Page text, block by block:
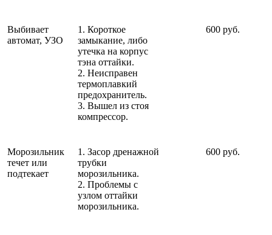
Выбивает
автомат, УЗО
1. Короткое
замыкание, либо
утечка на корпус
тэна оттайки.
2. Неисправен
термоплавкий
предохранитель.
3. Вышел из стоя
компрессор.
600 руб.
Морозильник
течет или
подтекает
1. Засор дренажной
трубки
морозильника.
2. Проблемы с
узлом оттайки
морозильника.
600 руб.